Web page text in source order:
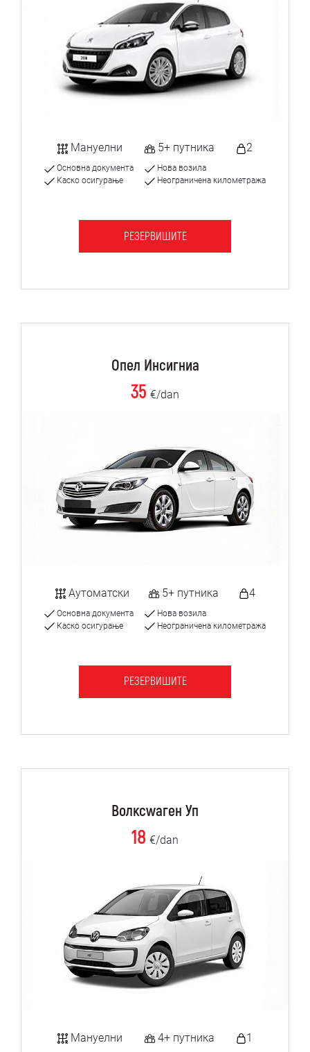
Мануелни 5+ путника 2
Основна документа
Каско осигурање
Нова возила
Неограничена километража
РЕЗЕРВИШИТЕ
Опел Инсигниа
35 €/dan
Аутоматски 5+ путника 4
Основна документа
Каско осигурање
Нова возила
Неограничена километража
РЕЗЕРВИШИТЕ
Волксwаген Уп
18 €/dan
Мануелни 4+ путника 1